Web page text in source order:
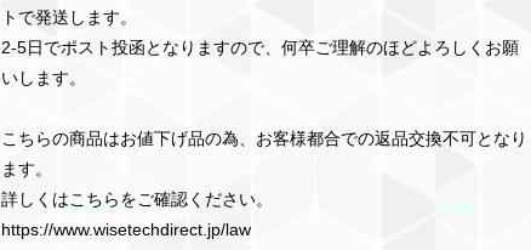
トで発送します。
2-5日でポスト投函となりますので、何卒ご理解のほどよろしくお願
いします。
こちらの商品はお値下げ品の為、お客様都合での返品交換不可となり
ます。
詳しくはこちらをご確認ください。
https://www.wisetechdirect.jp/law